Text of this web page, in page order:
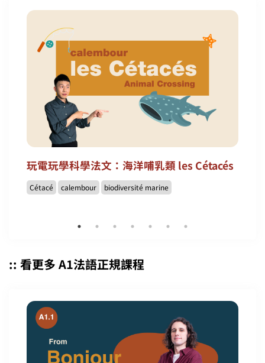
玩電玩學科學法文：海洋哺乳類 les Cétacés
Cétacé calembour biodiversité marine
:: 看更多 A1法語正規課程